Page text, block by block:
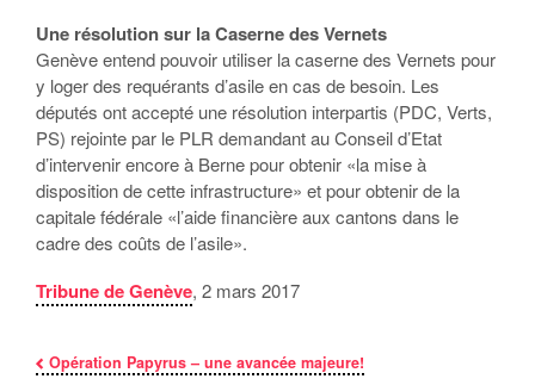
Une résolution sur la Caserne des Vernets
Genève entend pouvoir utiliser la caserne des Vernets pour
y loger des requérants d’asile en cas de besoin. Les
députés ont accepté une résolution interpartis (PDC, Verts,
PS) rejointe par le PLR demandant au Conseil d’Etat
d’intervenir encore à Berne pour obtenir «la mise à
disposition de cette infrastructure» et pour obtenir de la
capitale fédérale «l’aide financière aux cantons dans le
cadre des coûts de l’asile».
Tribune de Genève, 2 mars 2017
Opération Papyrus – une avancée majeure!